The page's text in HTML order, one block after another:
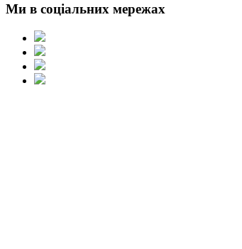
Ми в соціальних мережах